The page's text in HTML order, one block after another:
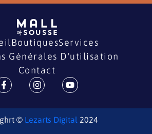
BoutiquesServices
Générales D'utilisation
Contact
© Lezarts Digital 2024